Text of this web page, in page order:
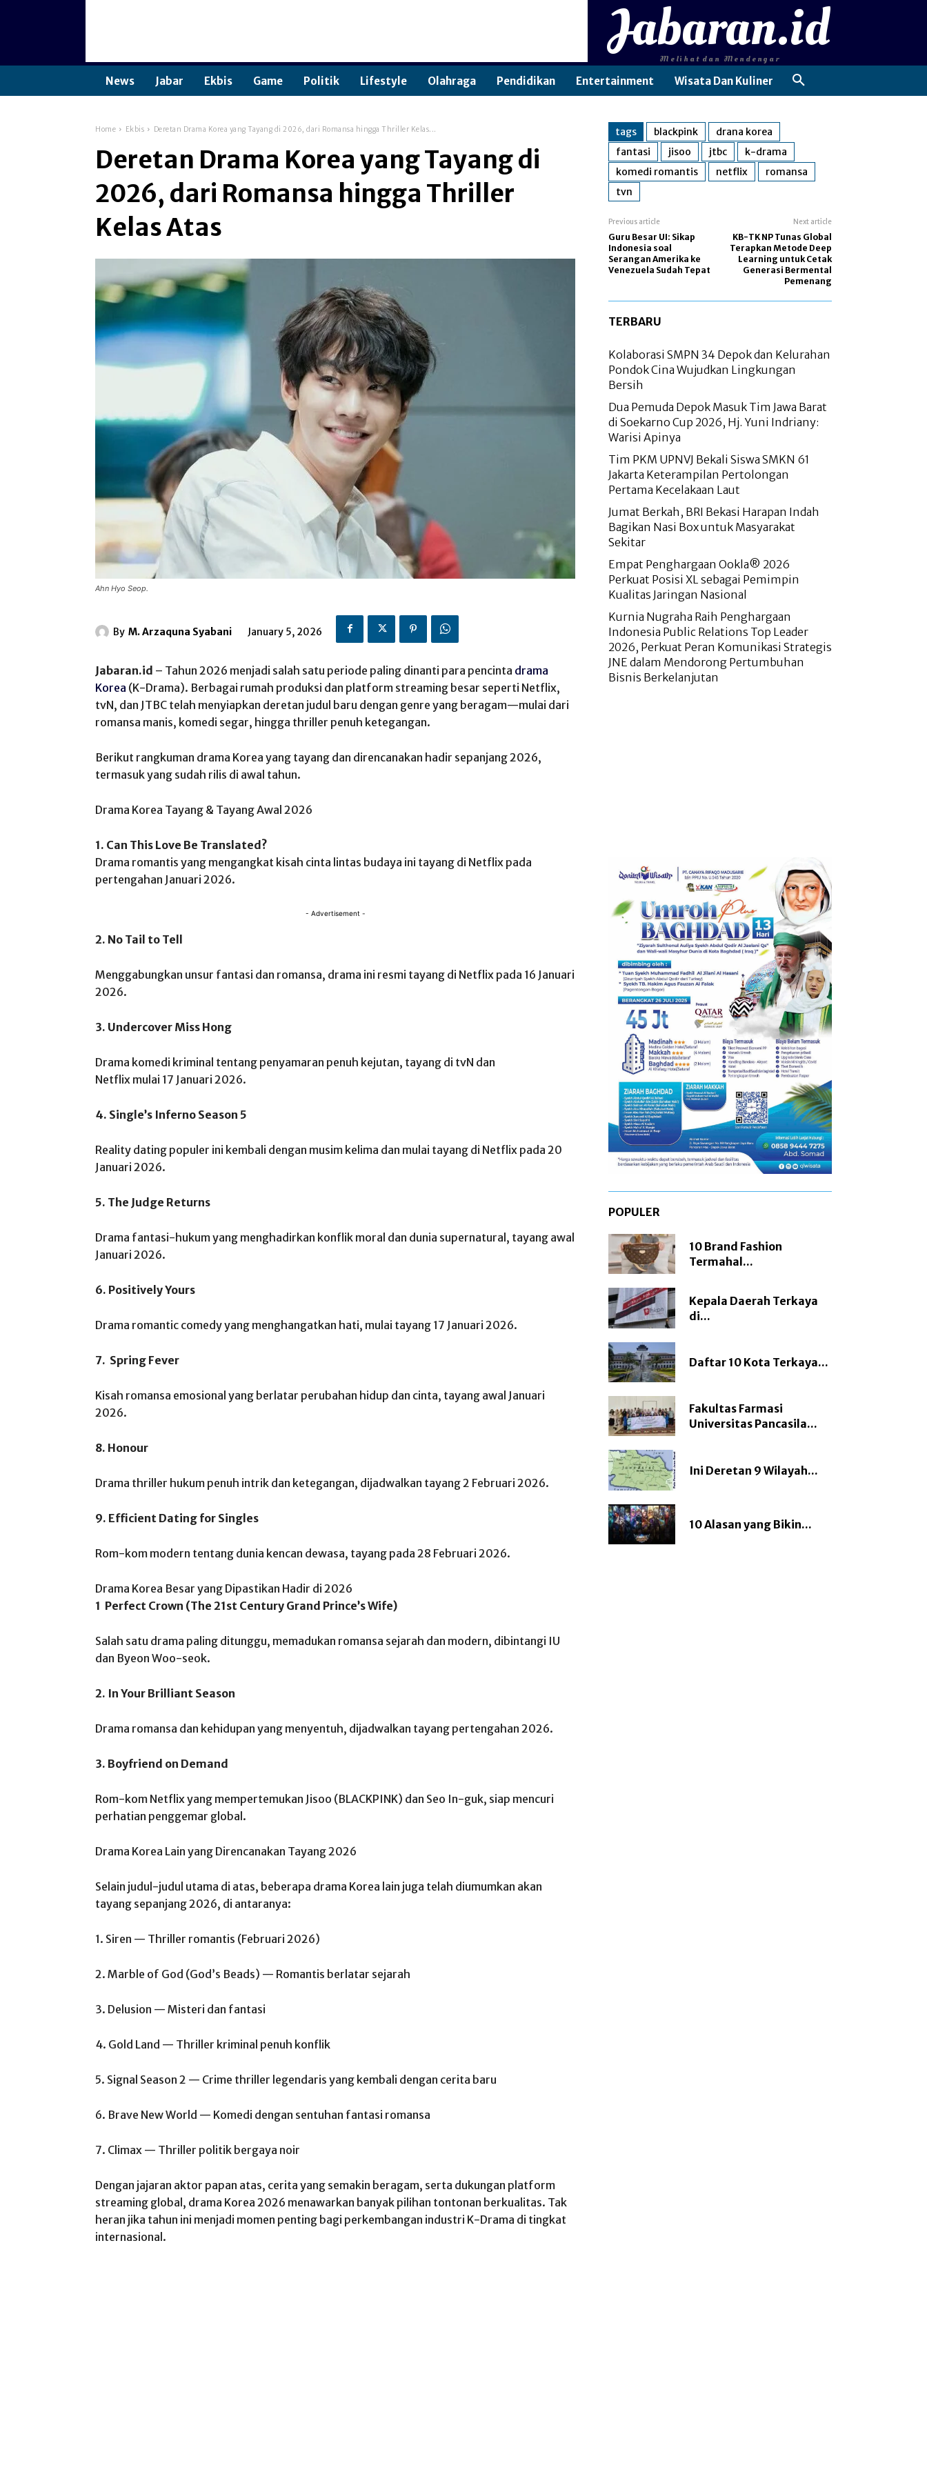
Jabaran.id
Melihat dan Mendengar
News Jabar Ekbis Game Politik Lifestyle Olahraga Pendidikan Entertainment Wisata Dan Kuliner
Home Ekbis Deretan Drama Korea yang Tayang di 2026, dari Romansa hingga Thriller Kelas...
Deretan Drama Korea yang Tayang di
2026, dari Romansa hingga Thriller
Kelas Atas
Ahn Hyo Seop.
By M. Arzaquna Syabani January 5, 2026
Jabaran.id – Tahun 2026 menjadi salah satu periode paling dinanti para pencinta drama
Korea (K-Drama). Berbagai rumah produksi dan platform streaming besar seperti Netflix,
tvN, dan JTBC telah menyiapkan deretan judul baru dengan genre yang beragam—mulai dari
romansa manis, komedi segar, hingga thriller penuh ketegangan.
Berikut rangkuman drama Korea yang tayang dan direncanakan hadir sepanjang 2026,
termasuk yang sudah rilis di awal tahun.
Drama Korea Tayang & Tayang Awal 2026
1. Can This Love Be Translated?
Drama romantis yang mengangkat kisah cinta lintas budaya ini tayang di Netflix pada
pertengahan Januari 2026.
- Advertisement -
2. No Tail to Tell
Menggabungkan unsur fantasi dan romansa, drama ini resmi tayang di Netflix pada 16 Januari
2026.
3. Undercover Miss Hong
Drama komedi kriminal tentang penyamaran penuh kejutan, tayang di tvN dan
Netflix mulai 17 Januari 2026.
4. Single’s Inferno Season 5
Reality dating populer ini kembali dengan musim kelima dan mulai tayang di Netflix pada 20
Januari 2026.
5. The Judge Returns
Drama fantasi-hukum yang menghadirkan konflik moral dan dunia supernatural, tayang awal
Januari 2026.
6. Positively Yours
Drama romantic comedy yang menghangatkan hati, mulai tayang 17 Januari 2026.
7. Spring Fever
Kisah romansa emosional yang berlatar perubahan hidup dan cinta, tayang awal Januari
2026.
8. Honour
Drama thriller hukum penuh intrik dan ketegangan, dijadwalkan tayang 2 Februari 2026.
9. Efficient Dating for Singles
Rom-kom modern tentang dunia kencan dewasa, tayang pada 28 Februari 2026.
Drama Korea Besar yang Dipastikan Hadir di 2026
1 Perfect Crown (The 21st Century Grand Prince’s Wife)
Salah satu drama paling ditunggu, memadukan romansa sejarah dan modern, dibintangi IU
dan Byeon Woo-seok.
2. In Your Brilliant Season
Drama romansa dan kehidupan yang menyentuh, dijadwalkan tayang pertengahan 2026.
3. Boyfriend on Demand
Rom-kom Netflix yang mempertemukan Jisoo (BLACKPINK) dan Seo In-guk, siap mencuri
perhatian penggemar global.
Drama Korea Lain yang Direncanakan Tayang 2026
Selain judul-judul utama di atas, beberapa drama Korea lain juga telah diumumkan akan
tayang sepanjang 2026, di antaranya:
1. Siren — Thriller romantis (Februari 2026)
2. Marble of God (God’s Beads) — Romantis berlatar sejarah
3. Delusion — Misteri dan fantasi
4. Gold Land — Thriller kriminal penuh konflik
5. Signal Season 2 — Crime thriller legendaris yang kembali dengan cerita baru
6. Brave New World — Komedi dengan sentuhan fantasi romansa
7. Climax — Thriller politik bergaya noir
Dengan jajaran aktor papan atas, cerita yang semakin beragam, serta dukungan platform
streaming global, drama Korea 2026 menawarkan banyak pilihan tontonan berkualitas. Tak
heran jika tahun ini menjadi momen penting bagi perkembangan industri K-Drama di tingkat
internasional.
tags blackpink
drana korea
fantasi
jisoo jtbc
k-drama
komedi romantis
netflix
romansa
tvn
Previous article
Guru Besar UI: Sikap
Indonesia soal
Serangan Amerika ke
Venezuela Sudah Tepat
Next article
KB-TK NP Tunas Global
Terapkan Metode Deep
Learning untuk Cetak
Generasi Bermental
Pemenang
TERBARU
Kolaborasi SMPN 34 Depok dan Kelurahan
Pondok Cina Wujudkan Lingkungan
Bersih
Dua Pemuda Depok Masuk Tim Jawa Barat
di Soekarno Cup 2026, Hj. Yuni Indriany:
Warisi Apinya
Tim PKM UPNVJ Bekali Siswa SMKN 61
Jakarta Keterampilan Pertolongan
Pertama Kecelakaan Laut
Jumat Berkah, BRI Bekasi Harapan Indah
Bagikan Nasi Box untuk Masyarakat
Sekitar
Empat Penghargaan Ookla® 2026
Perkuat Posisi XL sebagai Pemimpin
Kualitas Jaringan Nasional
Kurnia Nugraha Raih Penghargaan
Indonesia Public Relations Top Leader
2026, Perkuat Peran Komunikasi Strategis
JNE dalam Mendorong Pertumbuhan
Bisnis Berkelanjutan
POPULER
10 Brand Fashion
Termahal...
Kepala Daerah Terkaya
di...
Daftar 10 Kota Terkaya...
Fakultas Farmasi
Universitas Pancasila...
Ini Deretan 9 Wilayah...
10 Alasan yang Bikin...